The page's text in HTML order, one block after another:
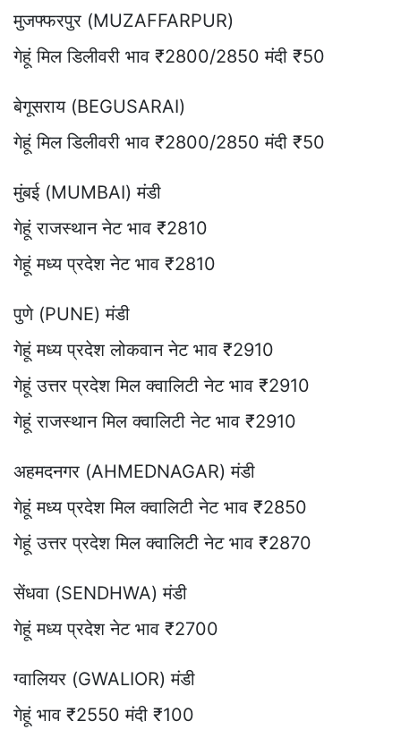
मुजफ्फरपुर (MUZAFFARPUR)
गेहूं मिल डिलीवरी भाव ₹2800/2850 मंदी ₹50
बेगूसराय (BEGUSARAI)
गेहूं मिल डिलीवरी भाव ₹2800/2850 मंदी ₹50
मुंबई (MUMBAI) मंडी
गेहूं राजस्थान नेट भाव ₹2810
गेहूं मध्य प्रदेश नेट भाव ₹2810
पुणे (PUNE) मंडी
गेहूं मध्य प्रदेश लोकवान नेट भाव ₹2910
गेहूं उत्तर प्रदेश मिल क्वालिटी नेट भाव ₹2910
गेहूं राजस्थान मिल क्वालिटी नेट भाव ₹2910
अहमदनगर (AHMEDNAGAR) मंडी
गेहूं मध्य प्रदेश मिल क्वालिटी नेट भाव ₹2850
गेहूं उत्तर प्रदेश मिल क्वालिटी नेट भाव ₹2870
सेंधवा (SENDHWA) मंडी
गेहूं मध्य प्रदेश नेट भाव ₹2700
ग्वालियर (GWALIOR) मंडी
गेहूं भाव ₹2550 मंदी ₹100